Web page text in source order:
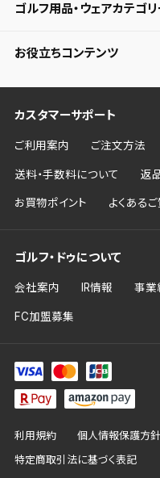
ゴルフ用品・ウェアカテゴ
お役立ちコンテンツ
カスタマーサポート
ご利用案内 ご注文方法
送料・手数料について 返
お買物ポイント よくある
ゴルフ・ドゥについて
会社案内 IR情報 事業
FC加盟募集
利用規約 個人情報保護方針
特定商取引法に基づく表記